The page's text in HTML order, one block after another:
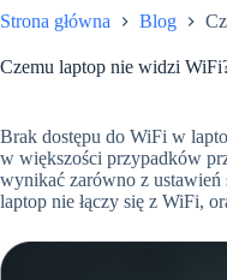
Strona główna Blog
Czemu laptop nie widzi
Brak dostępu do WiFi w
w większości przypadków
wynikać zarówno z ustawień
laptop nie łączy się z WiFi,